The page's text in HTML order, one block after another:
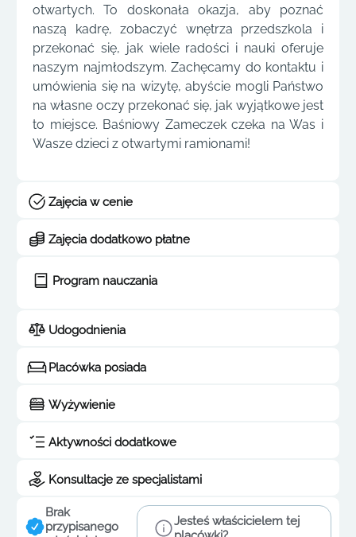
otwartych. To doskonała okazja, aby poznać
naszą kadrę, zobaczyć wnętrza przedszkola i
przekonać się, jak wiele radości i nauki oferuje
naszym najmłodszym. Zachęcamy do kontaktu i
umówienia się na wizytę, abyście mogli Państwo
na własne oczy przekonać się, jak wyjątkowe jest
to miejsce. Baśniowy Zameczek czeka na Was i
Wasze dzieci z otwartymi ramionami!
Zajęcia w cenie
Zajęcia dodatkowo płatne
Program nauczania
Udogodnienia
Placówka posiada
Wyżywienie
Aktywności dodatkowe
Konsultacje ze specjalistami
Brak
przypisanego
Jesteś właścicielem tej